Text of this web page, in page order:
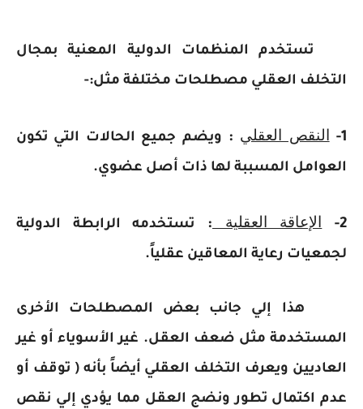
تستخدم المنظمات الدولية المعنية بمجال
التخلف العقلي مصطلحات مختلفة مثل:-
1- النقص العقلي : ويضم جميع الحالات التي تكون
العوامل المسببة لها ذات أصل عضوي.
2- الإعاقة العقلية : تستخدمه الرابطة الدولية
لجمعيات رعاية المعاقين عقلياً.
هذا إلي جانب بعض المصطلحات الأخرى
المستخدمة مثل ضعف العقل. غير الأسوياء أو غير
العاديين ويعرف التخلف العقلي أيضاً بأنه ( توقف أو
عدم اكتمال تطور ونضج العقل مما يؤدي إلي نقص